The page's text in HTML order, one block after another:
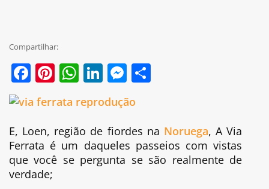
Compartilhar:
Facebook
Pinterest
WhatsApp
LinkedIn
Messenger
E, Loen, região de fiordes na Noruega, A Via
Ferrata é um daqueles passeios com vistas
que você se pergunta se são realmente de
verdade;